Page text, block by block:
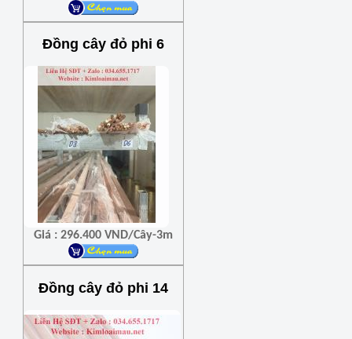
Đồng cây đỏ phi 6
Giá : 296.400 VND/Cây-3m
Đồng cây đỏ phi 14